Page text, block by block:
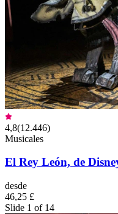
4,8(12.446)
Musicales
El Rey León, de
desde
46,25 £
Slide 1 of 14